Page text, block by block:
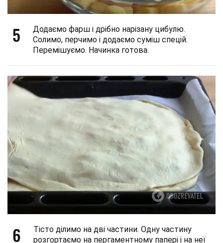
5
Додаємо фарш і дрібно нарізану цибулю.
Солимо, перчимо і додаємо суміш спецій.
Перемішуємо. Начинка готова.
6
Тісто ділимо на дві частини. Одну частину
розгортаємо на пергаментному папері і на неї